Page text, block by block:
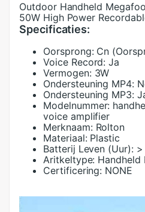
Outdoor Handheld
50W High Power
Specificaties:
Oorsprong: Cn
Voice Record: Ja
Vermogen: 3W
Ondersteuning MP4:
Ondersteuning MP3:
Modelnummer:
voice amplifier
Merknaam: Rolton
Materiaal: Plastic
Batterij Leven (Uur): >
Aritkeltype: Handheld
Certificering: NONE